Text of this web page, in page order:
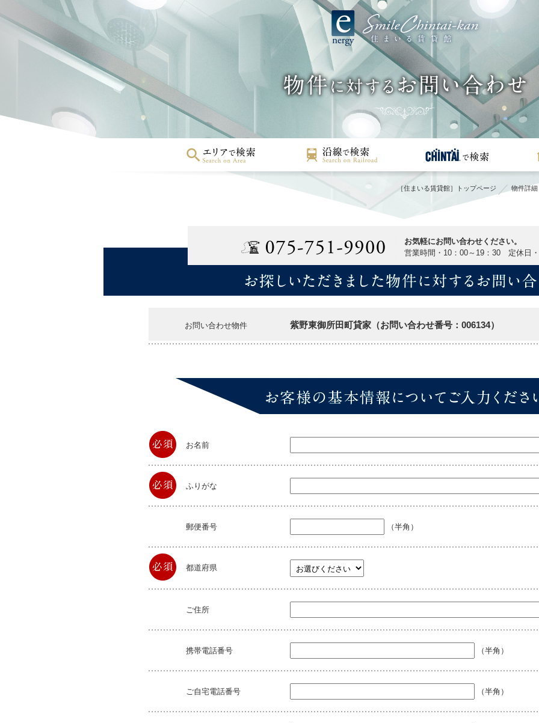
［住まいる賃貸館］トップページ 物件詳
お気軽にお問い合わせください。
営業時間・10：00～19：30 定休日
お問い合わせ物件 紫野東御所田町貸家（お問い合わせ番号：006134）
お名前
ふりがな
郵便番号 （半角）
都道府県
ご住所
携帯電話番号 （半角）
ご自宅電話番号 （半角）